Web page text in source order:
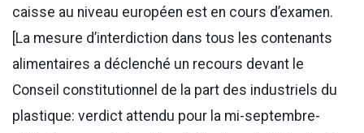
caisse au niveau européen est en cours d’examen.
[La mesure d’interdiction dans tous les contenants
alimentaires a déclenché un recours devant le
Conseil constitutionnel de la part des industriels du
plastique: verdict attendu pour la mi-septembre-